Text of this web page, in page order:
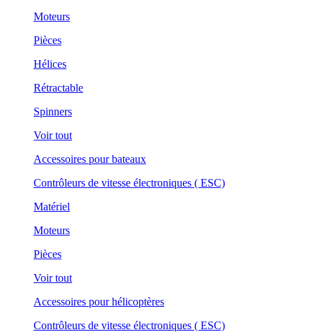
Moteurs
Pièces
Hélices
Rétractable
Spinners
Voir tout
Accessoires pour bateaux
Contrôleurs de vitesse électroniques ( ESC)
Matériel
Moteurs
Pièces
Voir tout
Accessoires pour hélicoptères
Contrôleurs de vitesse électroniques ( ESC)